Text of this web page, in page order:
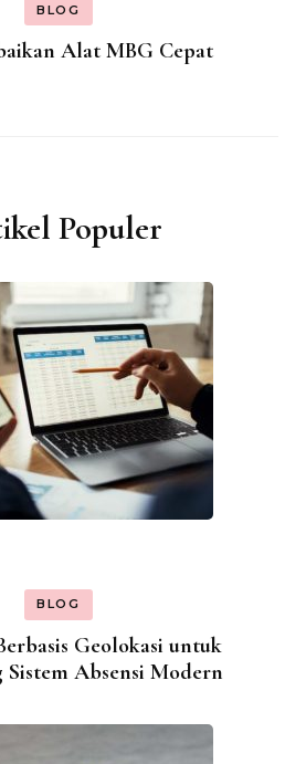
BLOG
Alat MBG Cepat
Populer
BLOG
Geolokasi untuk
Absensi Modern